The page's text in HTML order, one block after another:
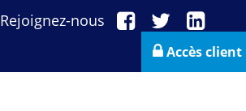
Rejoignez-nous
Accès client